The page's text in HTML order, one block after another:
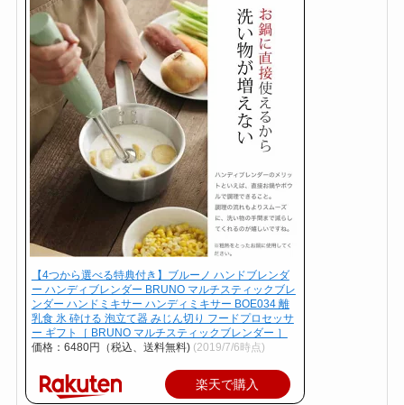
【4つから選べる特典付き】ブルーノ ハンドブレンダ
ー ハンディブレンダー BRUNO マルチスティックブレ
ンダー ハンドミキサー ハンディミキサー BOE034 離
乳食 氷 砕ける 泡立て器 みじん切り フードプロセッサ
ー ギフト［ BRUNO マルチスティックブレンダー ］
価格：6480円（税込、送料無料) (2019/7/6時点)
楽天で購入